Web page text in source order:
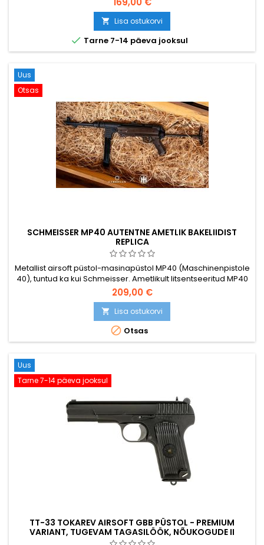
standardne külgpüss kogu Teise maailmasõja vältel.
Täismetallist korpus, 11-padruniline hoidik, ~280-320 FPS / 0,73
J. 195 mm, 610 g.
 Lisa ostukorvi
 Tarne 7-14 päeva jooksul
Uus
Otsas
SCHMEISSER MP40 AUTENTNE AMETLIK BAKELIIDIST
REPLICA
Metallist airsoft püstol-masinapüstol MP40 (Maschinenpistole
40), tuntud ka kui Schmeisser. Ametlikult litsentseeritud MP40
koopia, millel on autentsed graveeritud märgised, identsed
seerianumbrid erinevatel osadel. Metallist korpus, bakeliidist
käepideimitatsioon. Kokkupandav metallvarras. Ühe lasuga
ja täisautomaatne laskmine. Kaasasolev metallmagasiin...
209,00 €
 Lisa ostukorvi
 Otsas
Uus
Tarne 7-14 päeva jooksul
TT-33 TOKAREV AIRSOFT GBB PÜSTOL - PREMIUM
VARIANT, TUGEVAM TAGASILÖÖK, NÕUKOGUDE II
MAAILMASÕDA